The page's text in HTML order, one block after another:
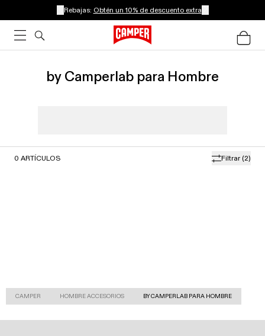
Rebajas: Obtén un 10% de descuento extra
by Camperlab para Hombre
Filtrar (2)
0 ARTÍCULOS
CAMPER HOMBRE ACCESORIOS BY CAMPERLAB PARA HOMBRE